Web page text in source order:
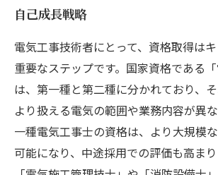
自己成長戦略
電気工事技術者にとって、資格取得は
重要なステップです。国家資格である「
は、第一種と第二種に分かれており、
より扱える電気の範囲や業務内容が異
一種電気工事士の資格は、より大規模
可能になり、中途採用での評価も高まり